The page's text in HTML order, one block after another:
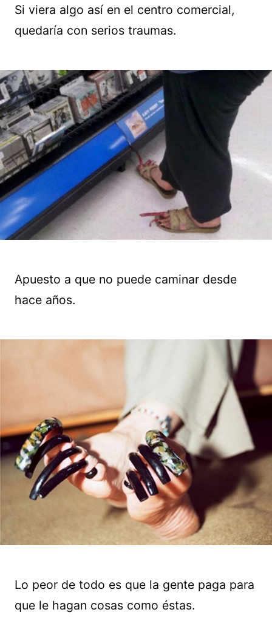
Si viera algo así en el centro comercial,
quedaría con serios traumas.
Apuesto a que no puede caminar desde
hace años.
Lo peor de todo es que la gente paga para
que le hagan cosas como éstas.